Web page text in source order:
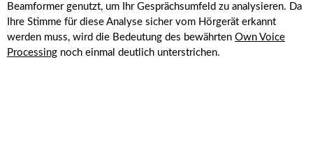
Beamformer genutzt, um Ihr Gesprächsumfeld zu analysieren. Da
Ihre Stimme für diese Analyse sicher vom Hörgerät erkannt
werden muss, wird die Bedeutung des bewährten Own Voice
Processing noch einmal deutlich unterstrichen.